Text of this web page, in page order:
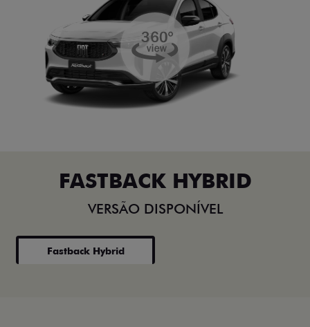
FASTBACK HYBRID
VERSÃO DISPONÍVEL
Fastback Hybrid